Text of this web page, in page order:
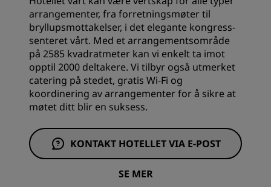
arrangementer, fra forretningsmøter til
bryllupsmottakelser, i det elegante kongress-
senteret vårt. Med et arrangementsområde
på 2585 kvadratmeter kan vi enkelt ta imot
opptil 2000 deltakere. Vi tilbyr også utmerket
catering på stedet, gratis Wi-Fi og
koordinering av arrangementer for å sikre at
møtet ditt blir en suksess.
KONTAKT HOTELLET VIA E-POST
SE MER